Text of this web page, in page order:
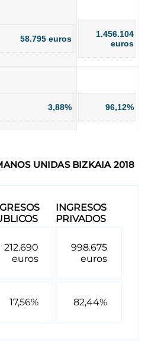
58.795 euros
1.456.104
euros
3,88% 96,12%
UNIDAS BIZKAIA 2018
INGRESOS
PRIVADOS
212.690
euros
998.675
euros
17,56% 82,44%